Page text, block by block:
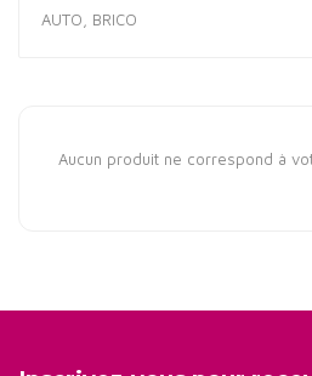
AUTO, BRICO
Aucun produit ne correspond à